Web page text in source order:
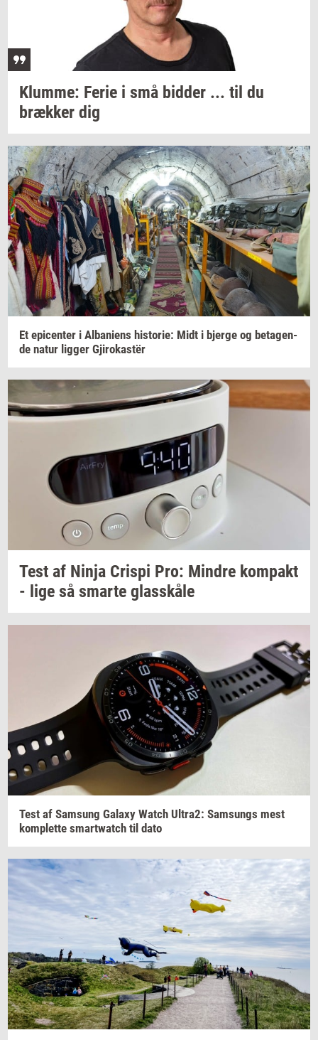
Klum­me: Ferie i små bid­der ... til du
bræk­ker dig
Et epi­cen­ter i Al­ba­ni­ens hi­sto­rie: Midt i bjer­ge og be­ta­gen­
de natur lig­ger Gjirokastër
Test af Ninja Cri­spi Pro: Min­dre kom­pakt
- lige så smar­te glas­skå­le
Test af Sams­ung Ga­laxy Watch Ultra2: Sams­ungs mest
kom­plet­te smartwatch til dato